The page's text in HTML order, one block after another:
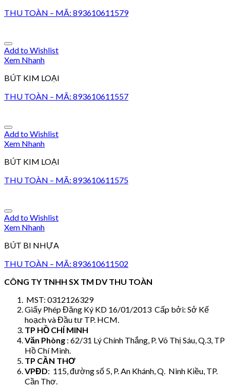
THU TOÀN – MÃ: 893610611579
Add to Wishlist
Xem Nhanh
BÚT KIM LOẠI
THU TOÀN – MÃ: 893610611557
Add to Wishlist
Xem Nhanh
BÚT KIM LOẠI
THU TOÀN – MÃ: 893610611575
Add to Wishlist
Xem Nhanh
BÚT BI NHỰA
THU TOÀN – MÃ: 893610611502
CÔNG TY TNHH SX TM DV THU TOÀN
MST: 0312126329
Giấy Phép Đăng Ký KD 16/01/2013 Cấp bởi: Sở Kế
hoạch và Đầu tư TP. HCM.
TP HỒ CHÍ MINH
Văn Phòng : 62/31 Lý Chính Thắng, P. Võ Thị Sáu, Q.3, TP
Hồ Chí Minh.
TP CẦN THƠ
VPĐD: 115, đường số 5, P. An Khánh, Q. Ninh Kiều, TP.
Cần Thơ.